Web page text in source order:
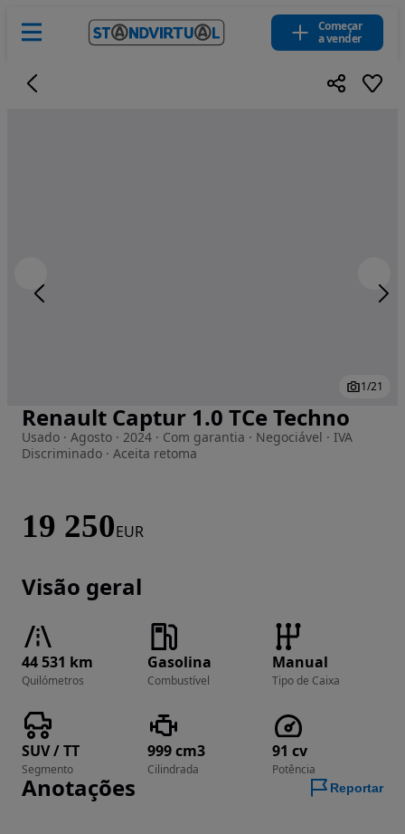
Começar
a vender
Imagem 1 de 21
1/21
Renault Captur 1.0 TCe Techno
Usado · Agosto · 2024 · Com garantia · Negociável · IVA
Discriminado · Aceita retoma
19 250EUR
Visão geral
44 531 km
Quilómetros
Gasolina
Combustível
Manual
Tipo de Caixa
SUV / TT
Segmento
999 cm3
Cilindrada
91 cv
Potência
Anotações Reportar